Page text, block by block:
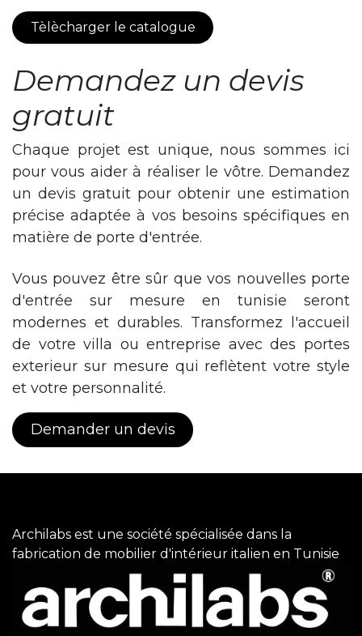
Tèlècharger le catalogue
Demandez un devis
gratuit
Chaque projet est unique, nous sommes ici
pour vous aider à réaliser le vôtre. Demandez
un devis gratuit pour obtenir une estimation
précise adaptée à vos besoins spécifiques en
matière de porte d'entrée.
Vous pouvez être sûr que vos nouvelles porte
d'entrée sur mesure en tunisie seront
modernes et durables. Transformez l'accueil
de votre villa ou entreprise avec des portes
exterieur sur mesure qui reflètent votre style
et votre personnalité.
Demander un devis
Archilabs est une société spécialisée dans la
fabrication de mobilier d'intérieur italien en Tunisie